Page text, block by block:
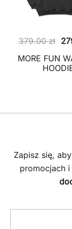
379.00zł
MORE FUN
Zapisz się,
promocjach